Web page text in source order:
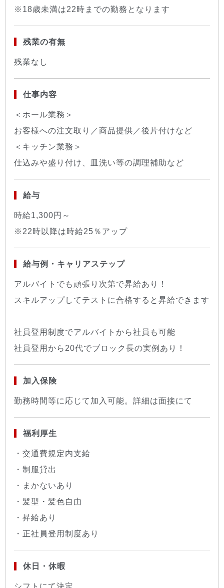
※18歳未満は22時までの勤務となります
残業の有無
残業なし
仕事内容
＜ホール業務＞
お客様への注文取り／商品提供／後片付けなど
＜キッチン業務＞
仕込みや盛り付け、皿洗い等の調理補助など
給与
時給1,300円～
※22時以降は時給25％アップ
給与例・キャリアステップ
アルバイトでも頑張り次第で昇給あり！
スキルアップしてテストに合格すると昇給できます
社員登用制度でアルバイトから社員も可能
社員登用から20代でブロック長の実例あり！
加入保険
勤務時間等に応じて加入可能。詳細は面接にて
福利厚生
・交通費規定内支給
・制服貸出
・まかないあり
・髪型・髪色自由
・昇給あり
・正社員登用制度あり
休日・休暇
シフトにて決定